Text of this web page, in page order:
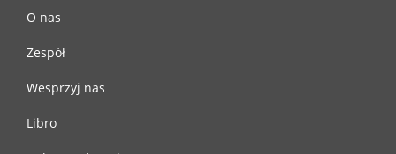
O nas
Zespół
Wesprzyj nas
Libro